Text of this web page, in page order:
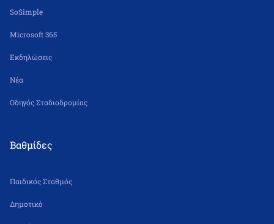
SoSimple
Microsoft 365
Εκδηλώσεις
Νέα
Οδηγός Σταδιοδρομίας
Βαθμίδες
Παιδικός Σταθμός
Δημοτικό